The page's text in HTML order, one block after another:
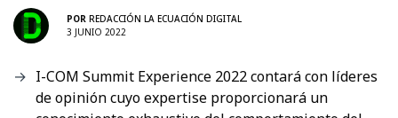
POR REDACCIÓN LA ECUACIÓN DIGITAL
3 JUNIO 2022
I-COM Summit Experience 2022 contará con líderes
de opinión cuyo expertise proporcionará un